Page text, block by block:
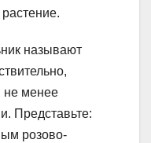
называют
не менее
Представьте:
розово-